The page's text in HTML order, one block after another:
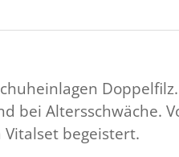
bei Altersschwäche.
begeistert.